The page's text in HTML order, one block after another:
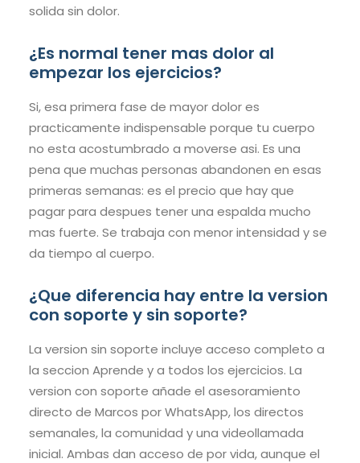
solida sin dolor.
¿Es normal tener mas dolor al
empezar los ejercicios?
Si, esa primera fase de mayor dolor es
practicamente indispensable porque tu cuerpo
no esta acostumbrado a moverse asi. Es una
pena que muchas personas abandonen en esas
primeras semanas: es el precio que hay que
pagar para despues tener una espalda mucho
mas fuerte. Se trabaja con menor intensidad y se
da tiempo al cuerpo.
¿Que diferencia hay entre la version
con soporte y sin soporte?
La version sin soporte incluye acceso completo a
la seccion Aprende y a todos los ejercicios. La
version con soporte añade el asesoramiento
directo de Marcos por WhatsApp, los directos
semanales, la comunidad y una videollamada
inicial. Ambas dan acceso de por vida, aunque el